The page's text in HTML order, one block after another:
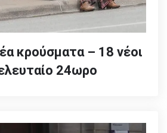
κρούσματα – 18 νέοι
24ωρο